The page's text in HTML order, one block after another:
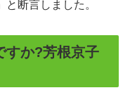
断言しました。
すか?芳根京子